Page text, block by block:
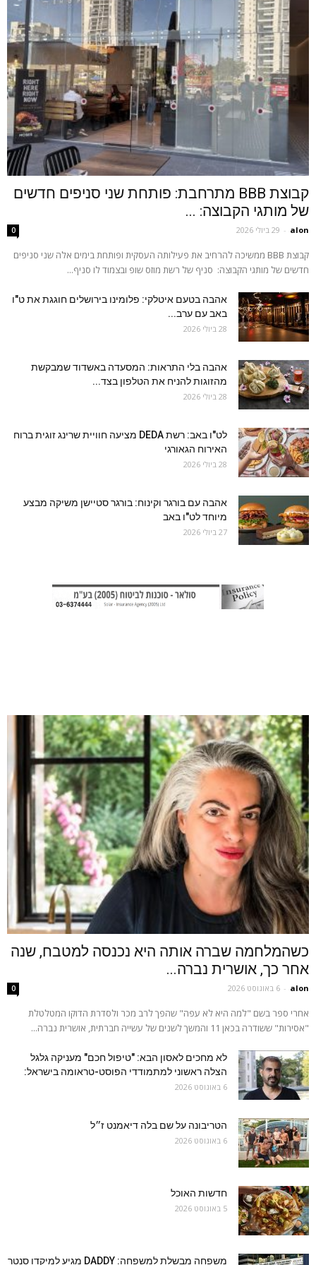
קבוצת BBB מתרחבת: פותחת שני סניפים חדשים
של מותגי הקבוצה: ...
alon
- 29 ביולי 2026 0
קבוצת BBB ממשיכה להרחיב את פעילותה העסקית ופותחת בימים אלה שני סניפים
חדשים של מותגי הקבוצה: סניף של רשת מוזס שופ ובצמוד לו סניף...
אהבה בטעם איטלקי: פלומינו בירושלים חוגגת את ט"ו
באב עם ערב...
28 ביולי 2026
אהבה בלי התראות: המסעדה באשדוד שמבקשת
מהזוגות להניח את הטלפון בצד...
28 ביולי 2026
לט"ו באב: רשת DEDA מציעה חוויית שרינג זוגית ברוח
האירוח הגאורגי
28 ביולי 2026
אהבה עם בורגר וקינוח: בורגר סטיישן משיקה מבצע
מיוחד לט"ו באב
27 ביולי 2026
כשהמלחמה שברה אותה היא נכנסה למטבח, שנה
אחר כך, אושרית נברה...
alon
- 6 באוגוסט 2026 0
אחרי ספר בשם "למה היא לא עפה" שהפך לרב מכר ולסדרת הדוקו המטלטלת
"אסירות" ששודרה בכאן 11 והמשך לשנים של עשייה חברתית, אושרית נברה...
לא מחכים לאסון הבא: "טיפול חכם" מעניקה גלגל
הצלה ראשוני למתמודדי הפוסט-טראומה בישראל:
6 באוגוסט 2026
הטריבונה על שם בלה דיאמנט ז״ל
6 באוגוסט 2026
חדשות האוכל
5 באוגוסט 2026
משפחה מבשלת למשפחה: DADDY מגיע למיקדו סנטר